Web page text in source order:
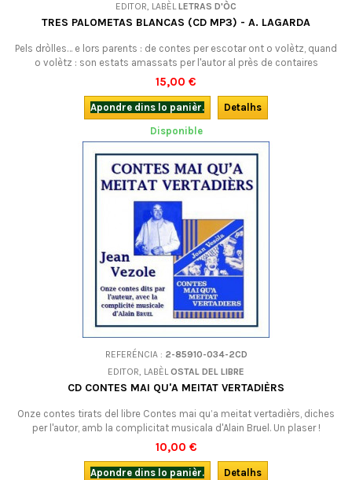
EDITOR, LABÈLLETRAS D'ÒC
TRES PALOMETAS BLANCAS (CD MP3) - A. LAGARDA
Pels dròlles… e lors parents : de contes per escotar ont o volètz, quand
o volètz : son estats amassats per l'autor al près de contaires
tradicionals e son venguts de grands classics ! Libre sonòr (CD mp3),
en occitan.
15,00 €
Apondre dins lo panièr.
Detalhs
Disponible
REFERÉNCIA : 2-85910-034-2CD
EDITOR, LABÈLOSTAL DEL LIBRE
CD CONTES MAI QU'A MEITAT VERTADIÈRS
Onze contes tirats del libre Contes mai qu’a meitat vertadièrs, diches
per l'autor, amb la complicitat musicala d'Alain Bruel. Un plaser !
10,00 €
Apondre dins lo panièr.
Detalhs